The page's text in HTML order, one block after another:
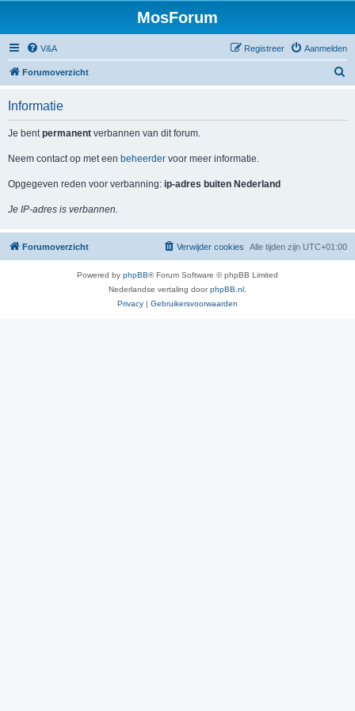
MosForum
V&A Aanmelden
Registreer
Forumoverzicht
Informatie
Je bentpermanent verbannen van dit forum.
Neem contact op met een beheerder voor meer informatie.
Opgegeven reden voor verbanning: ip-adres buiten Nederland
Je IP-adres is verbannen.
Forumoverzicht Alle tijden zijn UTC+01:00
Verwijder cookies
Powered by phpBB® Forum Software © phpBB Limited
Nederlandse vertaling doorphpBB.nl
Privacy | Gebruikersvoorwaarden